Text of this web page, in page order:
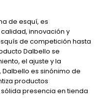
de esquí, es
innovación y
de competición hasta
Dalbello se
el ajuste y la
es sinónimo de
productos
presencia en tienda